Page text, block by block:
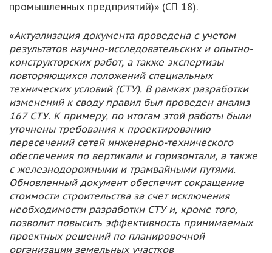
промышленных предприятий)» (СП 18).
«Актуализация документа проведена с учетом
результатов научно-исследовательских и опытно-
конструкторских работ, а также экспертизы
повторяющихся положений специальных
технических условий (СТУ). В рамках разработки
изменений к своду правил был проведен анализ
167 СТУ. К примеру, по итогам этой работы были
уточнены требования к проектированию
пересечений сетей инженерно-технического
обеспечения по вертикали и горизонтали, а также
с железнодорожными и трамвайными путями.
Обновленный документ обеспечит сокращение
стоимости строительства за счет исключения
необходимости разработки СТУ и, кроме того,
позволит повысить эффективность принимаемых
проектных решений по планировочной
организации земельных участков